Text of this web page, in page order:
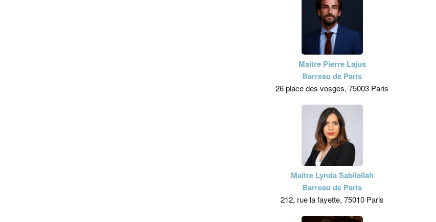
Maître Pierre Lajus
Barreau de Paris
26 place des vosges, 75003 Paris
Maître Lynda Sabilellah
Barreau de Paris
212, rue la fayette, 75010 Paris